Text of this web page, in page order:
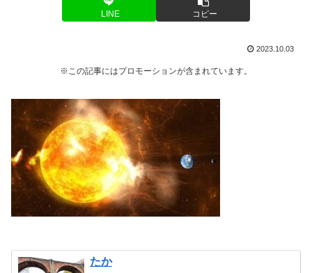
LINE コピー
2023.10.03
※この記事にはプロモーションが含まれています。
たか